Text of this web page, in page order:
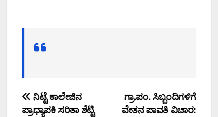
Post
ಗ್ರಾ.ಪಂ. ಸಿಬ್ಬಂದಿಗಳಿಗೆ
ವೇತನ ಪಾವತಿ ವಿಚಾರ:
ನಿಟ್ಟೆ ಕಾಲೇಜಿನ
ಪ್ರಾಧ್ಯಾಪಕಿ ಸರಿತಾ ಶೆಟ್ಟಿ